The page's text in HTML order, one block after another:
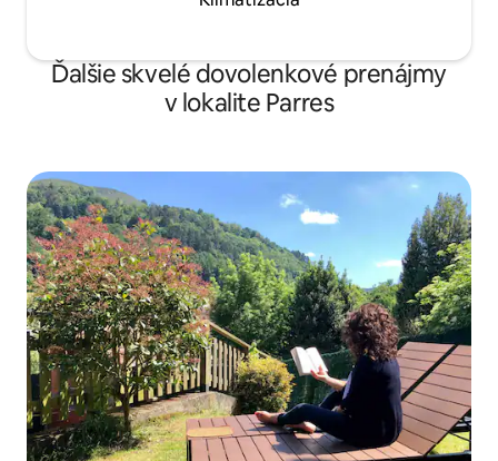
Ďalšie skvelé dovolenkové prenájmy
v lokalite Parres